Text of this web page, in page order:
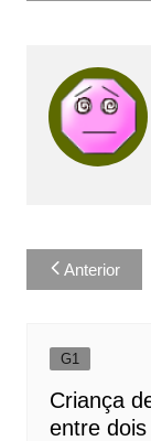
Navegação
de
Anterior
G1
Criança
entre